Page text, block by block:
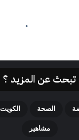
تبحث عن المزيد ؟
الصحة الكويت
مشاهير